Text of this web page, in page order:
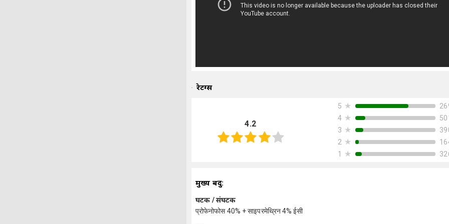
रेटिंग्स
4.2
5 ★
4 ★
3 ★
2 ★
1
★
मुख्य बिंदु:
घटक / संघटक
प्रोफेनोफोस 40% + साइपरमेथ्रिन 4% ईसी